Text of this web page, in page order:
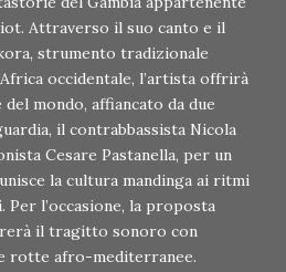
Attraverso il suo canto e il
strumento tradizionale
occidentale, l’artista offrirà
mondo, affiancato da due
il contrabbassista Nicola
Cesare Pastanella, per un
la cultura mandinga ai ritmi
l’occasione, la proposta
il tragitto sonoro con
rotte afro-mediterranee.